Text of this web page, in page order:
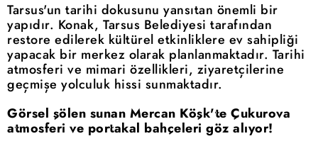
Tarsus'un tarihi dokusunu yansıtan önemli bir
yapıdır. Konak, Tarsus Belediyesi tarafından
restore edilerek kültürel etkinliklere ev sahipliği
yapacak bir merkez olarak planlanmaktadır. Tarihi
atmosferi ve mimari özellikleri, ziyaretçilerine
geçmişe yolculuk hissi sunmaktadır.
Görsel şölen sunan Mercan Köşk'te Çukurova
atmosferi ve portakal bahçeleri göz alıyor!